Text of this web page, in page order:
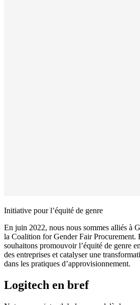
Initiative pour l’équité de genre
En juin 2022, nous nous sommes alliés à
la Coalition for Gender Fair Procurement.
souhaitons promouvoir l’équité de genre
des entreprises et catalyser une
dans les pratiques d’approvisionnement.
Logitech en bref